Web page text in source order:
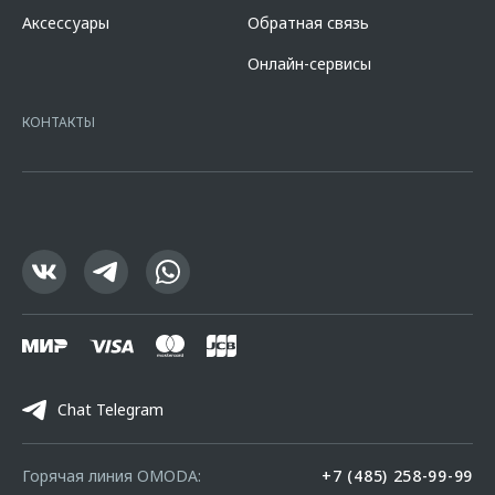
кредита в разделе «Кредит на покупку автомобиля у дилера» на
сайте банкаhttps://alfabank.ru/get-money/auto-loan/dealers/?
7728168971 ОГРН 1027700067328 место нахождение 107078, г.
офертой.
Аксессуары
Обратная связь
Онлайн-сервисы
КОНТАКТЫ
Chat Telegram
Горячая линия OMODA: +7 (485) 258-99-99